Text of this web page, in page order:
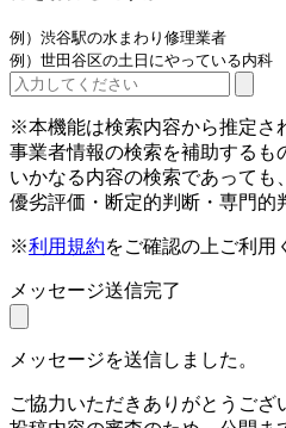
例）渋谷駅の水まわり修理業者
例）世田谷区の土日にやっている内科
※本機能は検索内容から推定さ
事業者情報の検索を補助するも
いかなる内容の検索であっても
優劣評価・断定的判断・専門的
※利用規約をご確認の上ご利用
メッセージ送信完了
メッセージを送信しました。
ご協力いただきありがとうござ